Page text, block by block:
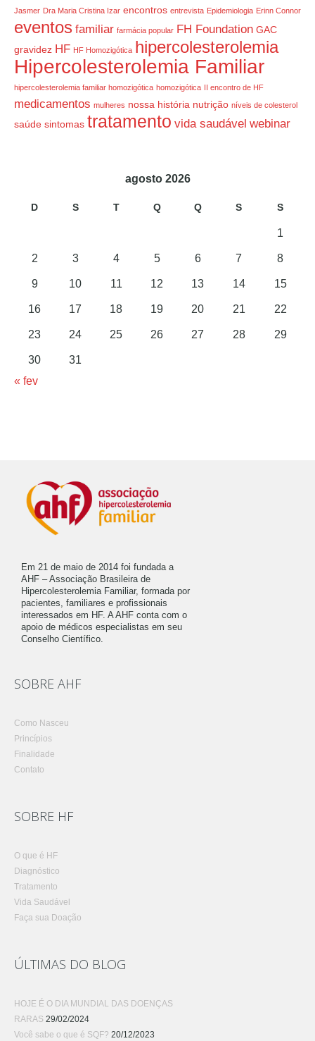
Jasmer Dra Maria Cristina Izar encontros entrevista Epidemiologia Erinn Connor
eventos familiar farmácia popular FH Foundation GAC
gravidez HF HF Homozigótica hipercolesterolemia
Hipercolesterolemia Familiar
hipercolesterolemia familiar homozigótica homozigótica II encontro de HF
medicamentos mulheres nossa história nutrição níveis de colesterol
saúde sintomas tratamento vida saudável webinar
agosto 2026
D S T Q Q S S
1
2 3 4 5 6 7 8
9 10 11 12 13 14 15
16 17 18 19 20 21 22
23 24 25 26 27 28 29
30
31
« fev
Em 21 de maio de 2014 foi fundada a
AHF – Associação Brasileira de
Hipercolesterolemia Familiar, formada por
pacientes, familiares e profissionais
interessados em HF. A AHF conta com o
apoio de médicos especialistas em seu
Conselho Científico.
SOBRE AHF
Como Nasceu
Princípios
Finalidade
Contato
SOBRE HF
O que é HF
Diagnóstico
Tratamento
Vida Saudável
Faça sua Doação
ÚLTIMAS DO BLOG
HOJE É O DIA MUNDIAL DAS DOENÇAS
RARAS 29/02/2024
Você sabe o que é SQF? 20/12/2023